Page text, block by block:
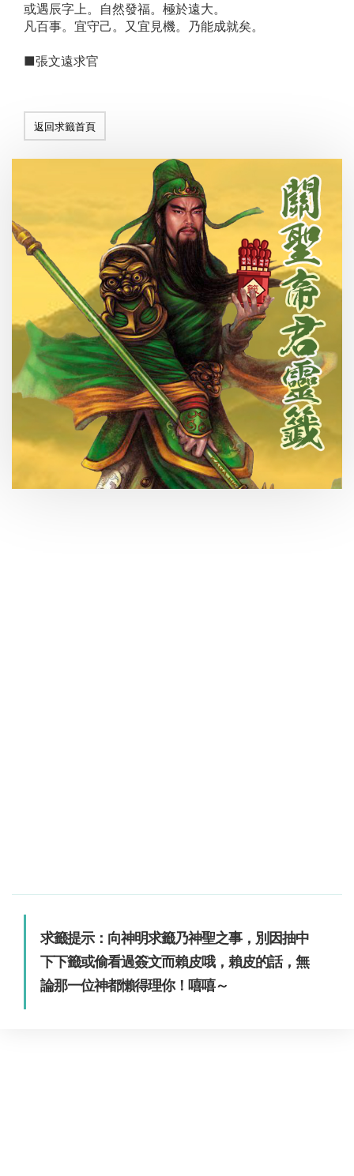
或遇辰字上。自然發福。極於遠大。
凡百事。宜守己。又宜見機。乃能成就矣。
■張文遠求官
返回求籤首頁
求籤提示：向神明求籤乃神聖之事，別因抽中
下下籤或偷看過簽文而賴皮哦，賴皮的話，無
論那一位神都懶得理你！嘻嘻～